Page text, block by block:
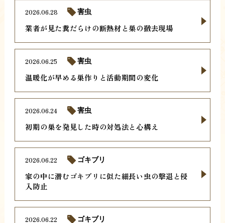
業者が見た糞だらけの断熱材と巣の撤去現場
2026.06.28 害虫
温暖化が早める巣作りと活動期間の変化
2026.06.25 害虫
初期の巣を発見した時の対処法と心構え
2026.06.24 害虫
家の中に潜むゴキブリに似た細長い虫の撃退と侵
入防止
2026.06.22 ゴキブリ
2026.06.22 ゴキブリ